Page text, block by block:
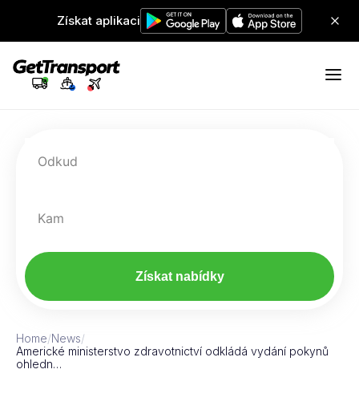
Získat aplikaci
Odkud
Kam
Získat nabídky
Home/News/
Americké ministerstvo zdravotnictví odkládá vydání pokynů
ohledn…